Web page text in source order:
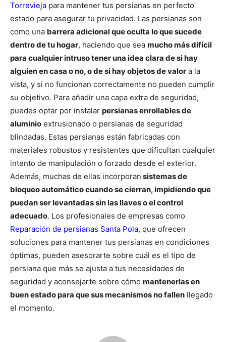
Torrevieja para mantener tus persianas en perfecto
estado para asegurar tu privacidad. Las persianas son
como una barrera adicional que oculta lo que sucede
dentro de tu hogar, haciendo que sea mucho más difícil
para cualquier intruso tener una idea clara de si hay
alguien en casa o no, o de si hay objetos de valor a la
vista, y si no funcionan correctamente no pueden cumplir
su objetivo. Para añadir una capa extra de seguridad,
puedes optar por instalar persianas enrollables de
aluminio extrusionado o persianas de seguridad
blindadas. Estas persianas están fabricadas con
materiales robustos y resistentes que dificultan cualquier
intento de manipulación o forzado desde el exterior.
Además, muchas de ellas incorporan sistemas de
bloqueo automático cuando se cierran, impidiendo que
puedan ser levantadas sin las llaves o el control
adecuado. Los profesionales de empresas como
Reparación de persianas Santa Pola, que ofrecen
soluciones para mantener tus persianas en condiciones
óptimas, pueden asesorarte sobre cuál es el tipo de
persiana que más se ajusta a tus necesidades de
seguridad y aconsejarte sobre cómo mantenerlas en
buen estado para que sus mecanismos no fallen llegado
el momento.